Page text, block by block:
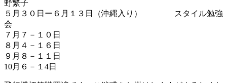
野繁子
５月３０日ー６月１３日（沖縄入り） スタイル勉強
会
７月７－１０日
８月４－１６日
９月８－１１日
10月６－１4日